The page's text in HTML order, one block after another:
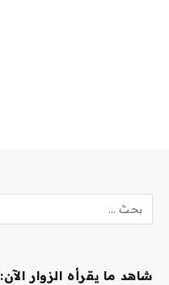
شاهد ما يقرأه الزوار الآن: